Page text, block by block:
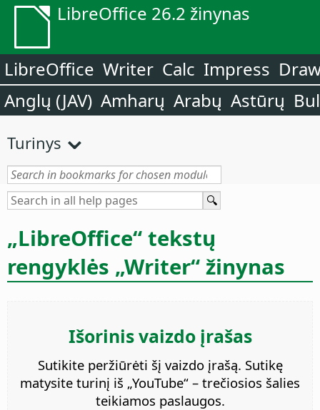
LibreOffice 26.2 žinynas
LibreOffice Writer Calc Impress
Anglų (JAV) Amharų Arabų Astūrų
Turinys
„LibreOffice“ tekstų
rengyklės „Writer“ žinynas
Išorinis vaizdo įrašas
Sutikite peržiūrėti šį vaizdo įrašą. Sutikę
matysite turinį iš „YouTube“ – trečiosios šalies
teikiamos paslaugos.